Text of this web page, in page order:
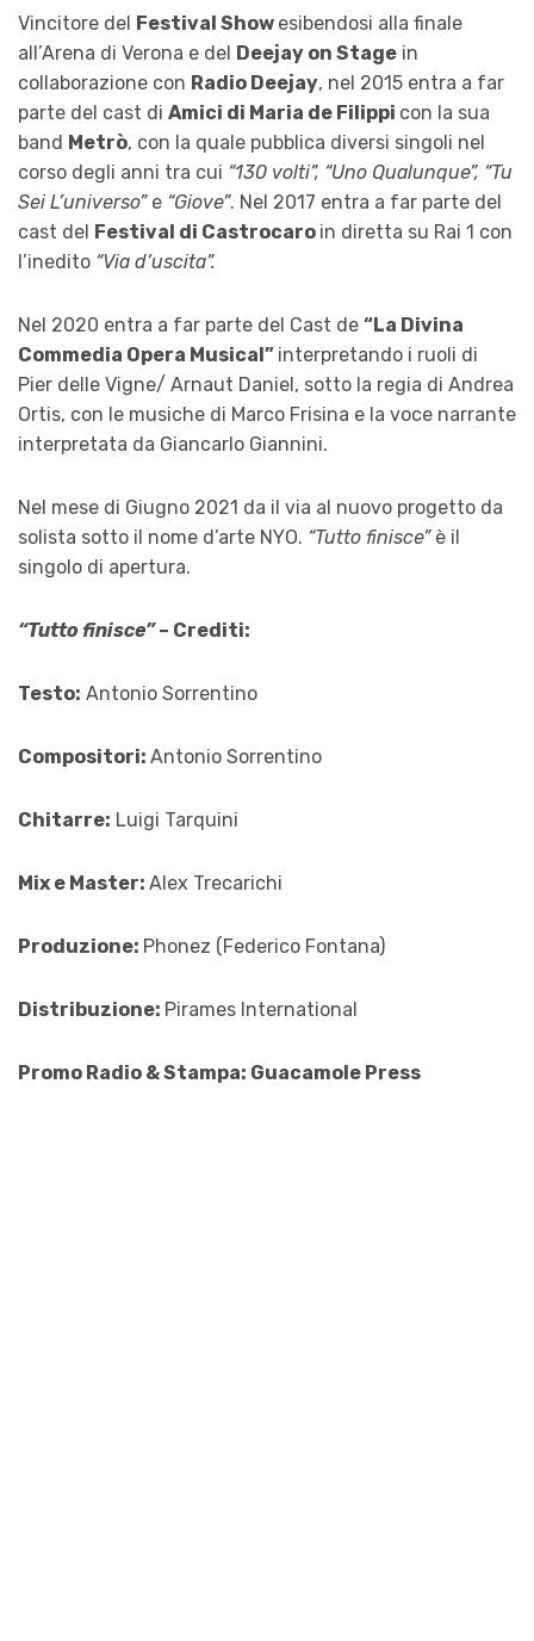
Vincitore del Festival Show esibendosi alla finale
all’Arena di Verona e del Deejay on Stage in
collaborazione con Radio Deejay, nel 2015 entra a far
parte del cast di Amici di Maria de Filippi con la sua
band Metrò, con la quale pubblica diversi singoli nel
corso degli anni tra cui “130 volti”, “Uno Qualunque”, “Tu
Sei L’universo”e “Giove”. Nel 2017 entra a far parte del
cast del Festival di Castrocaro in diretta su Rai 1 con
l’inedito “Via d’uscita”.
Nel 2020 entra a far parte del Cast de “La Divina
Commedia Opera Musical” interpretando i ruoli di
Pier delle Vigne/ Arnaut Daniel, sotto la regia di Andrea
Ortis, con le musiche di Marco Frisina e la voce narrante
interpretata da Giancarlo Giannini.
Nel mese di Giugno 2021 da il via al nuovo progetto da
solista sotto il nome d’arte NYO. “Tutto finisce”è il
singolo di apertura.
“Tutto finisce”– Crediti:
Testo: Antonio Sorrentino
Compositori: Antonio Sorrentino
Chitarre: Luigi Tarquini
Mix e Master: Alex Trecarichi
Produzione: Phonez (Federico Fontana)
Distribuzione: Pirames International
Promo Radio & Stampa: Guacamole Press